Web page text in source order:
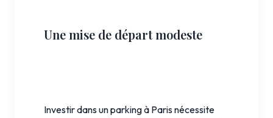
Une mise de départ modeste
Investir dans un parking à Paris nécessite